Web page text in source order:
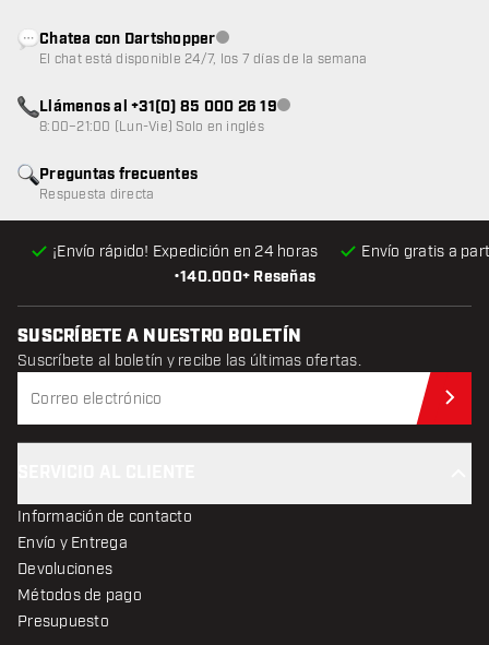
•140.000+ Reseñas
¡Envío rápido! Expedición en 24 horas Envío gratis a
Preguntas frecuentes
Respuesta directa
Chatea con DartshopperAtención al cliente no disponible
El chat está disponible 24/7, los 7 días de la semana
Llámenos al +31(0) 85 000 26 19Atención al cliente no disponible
8:00–21:00 (Lun-Vie) Solo en inglés
SUSCRÍBETE A NUESTRO BOLETÍN
Suscríbete al boletín y recibe las últimas ofertas.
Información de contacto
Envío y Entrega
Devoluciones
Métodos de pago
Presupuesto